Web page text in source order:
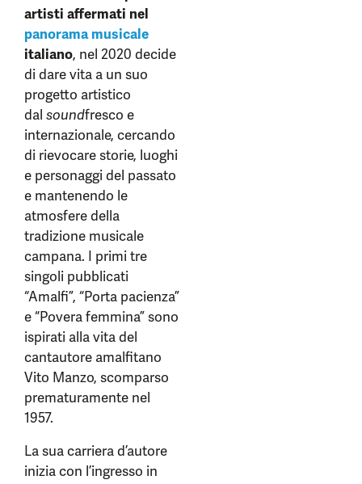
artisti affermati nel
panorama musicale
italiano, nel 2020 decide
di dare vita a un suo
progetto artistico
dal soundfresco e
internazionale, cercando
di rievocare storie, luoghi
e personaggi del passato
e mantenendo le
atmosfere della
tradizione musicale
campana. I primi tre
singoli pubblicati
“Amalfi”, “Porta pacienza”
e “Povera femmina” sono
ispirati alla vita del
cantautore amalfitano
Vito Manzo, scomparso
prematuramente nel
1957.
La sua carriera d’autore
inizia con l’ingresso in